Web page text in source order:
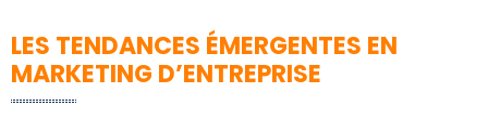
LES TENDANCES ÉMERGENTES EN
MARKETING D’ENTREPRISE